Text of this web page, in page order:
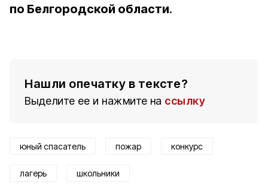
по Белгородской области.
Нашли опечатку в тексте?
Выделите ее и нажмите на ссылку
юный спасатель пожар конкурс
лагерь школьники